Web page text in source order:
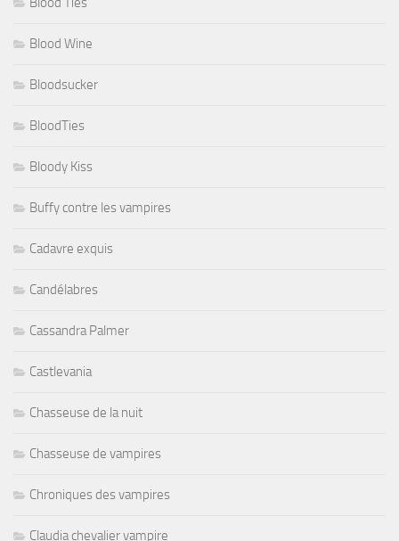
Blood Wine
Bloodsucker
BloodTies
Bloody Kiss
Buffy contre les vampires
Cadavre exquis
Candélabres
Cassandra Palmer
Castlevania
Chasseuse de la nuit
Chasseuse de vampires
Chroniques des vampires
Claudia chevalier vampire